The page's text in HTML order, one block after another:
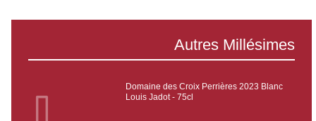
Autres Millésimes
Domaine des Croix Perrières 2023 Blanc
Louis Jadot - 75cl